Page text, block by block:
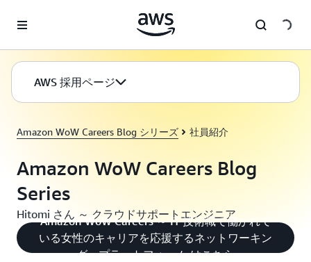
AWS 採用ページ
Amazon WoW Careers Blog シリーズ 社員紹介
Amazon WoW Careers Blog
Series
Hitomi さん ～ クラウドサポートエンジニア
Amazon WoW Careers ～ IT 技術職で働かれて
いる女性のキャリアを応援するネットワーキン
グ・プラットフォーム はこちら